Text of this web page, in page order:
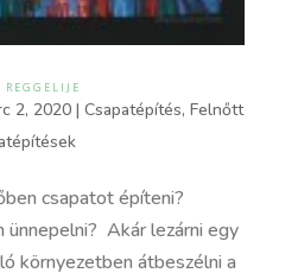
REGGELIJE
2, 2020| Csapatépítés, Felnőtt
csapatot építeni?
ünnepelni? Akár lezárni egy
környezetben átbeszélni a